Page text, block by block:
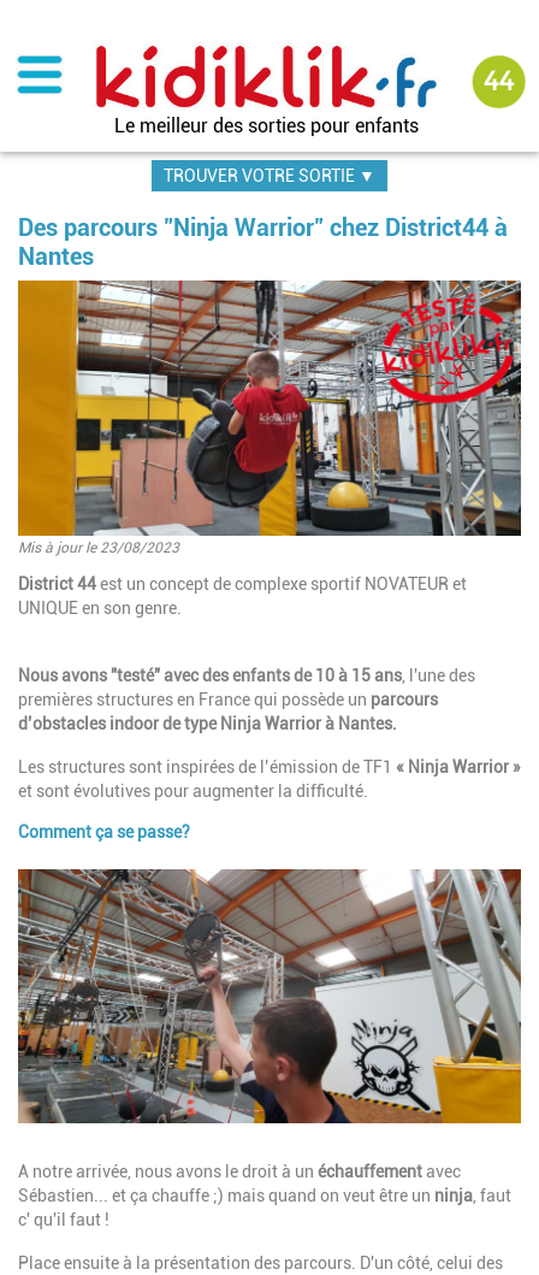
contenu
principal
Le meilleur des sorties pour enfants
TROUVER VOTRE SORTIE ▼
Des parcours "Ninja Warrior" chez District44 à
Nantes
Mis à jour le 23/08/2023
Introduction
District 44est un concept de complexe sportif NOVATEUR et
UNIQUE en son genre.
Nous avons "testé" avec des enfants de 10 à 15 ans , l'une des
premières structures en France qui possède un parcours
d’obstacles indoor de type Ninja Warrior à Nantes.
Les structures sont inspirées de l’émission de TF1 « Ninja Warrior »
et sont évolutives pour augmenter la difficulté.
Paragraphes
Comment ça se passe?
Image
Description
A notre arrivée, nous avons le droit à un échauffementavec
Sébastien... et ça chauffe ;) mais quand on veut être un ninja , faut
c' qu'il faut !
Place ensuite à la présentation des parcours. D'un côté, celui des